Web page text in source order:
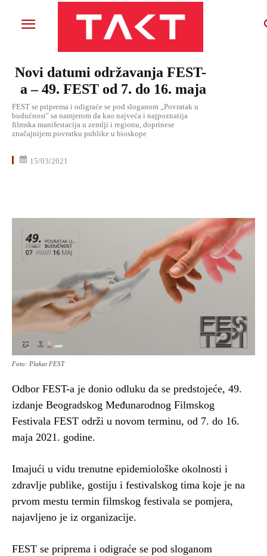
Novi datumi održavanja FEST-
a – 49. FEST od 7. do 16. maja
FEST se priprema i odigraće se pod sloganom „Povratak u
budućnost" sa namjerom da kao najveća i najpoznatija
filmska manifestacija u zemlji i regionu, doprinese
značajnijem povratku publike u bioskope
15/03/2021
Foto: Plakat FEST
Odbor FEST-a je donio odluku da se predstojeće, 49.
izdanje Beogradskog Međunarodnog Filmskog
Festivala FEST održi u novom terminu, od 7. do 16.
maja 2021. godine.
Imajući u vidu trenutne epidemiološke okolnosti i
zdravlje publike, gostiju i festivalskog tima koje je na
prvom mestu termin filmskog festivala se pomjera,
najavljeno je iz organizacije.
FEST se priprema i odigraće se pod sloganom